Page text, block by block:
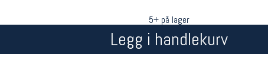
5+ på lager
Legg i handlekurv